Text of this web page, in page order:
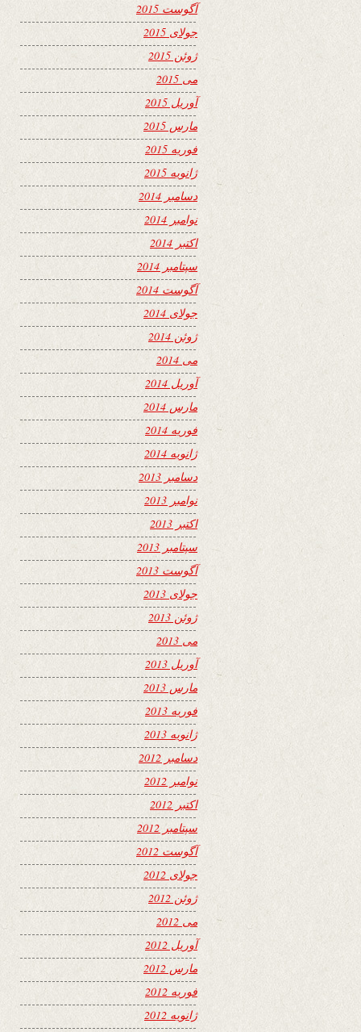
آگوست 2015
جولای 2015
ژوئن 2015
می 2015
آوریل 2015
مارس 2015
فوریه 2015
ژانویه 2015
دسامبر 2014
نوامبر 2014
اکتبر 2014
سپتامبر 2014
آگوست 2014
جولای 2014
ژوئن 2014
می 2014
آوریل 2014
مارس 2014
فوریه 2014
ژانویه 2014
دسامبر 2013
نوامبر 2013
اکتبر 2013
سپتامبر 2013
آگوست 2013
جولای 2013
ژوئن 2013
می 2013
آوریل 2013
مارس 2013
فوریه 2013
ژانویه 2013
دسامبر 2012
نوامبر 2012
اکتبر 2012
سپتامبر 2012
آگوست 2012
جولای 2012
ژوئن 2012
می 2012
آوریل 2012
مارس 2012
فوریه 2012
ژانویه 2012